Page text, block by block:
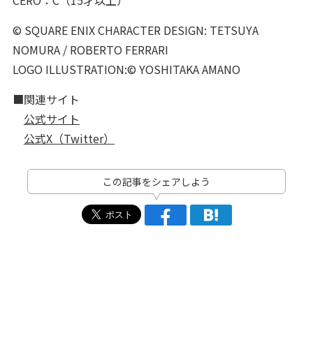
© SQUARE ENIX CHARACTER DESIGN: TETSUYA
NOMURA / ROBERTO FERRARI
LOGO ILLUSTRATION:© YOSHITAKA AMANO
■関連サイト
公式サイト
公式X（Twitter）
この記事をシェアしよう